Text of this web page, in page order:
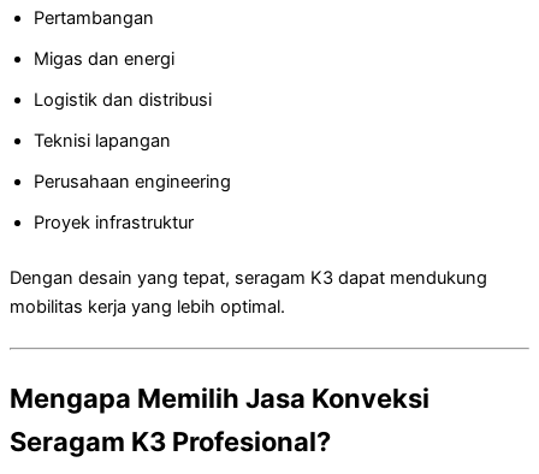
Pertambangan
Migas dan energi
Logistik dan distribusi
Teknisi lapangan
Perusahaan engineering
Proyek infrastruktur
Dengan desain yang tepat, seragam K3 dapat mendukung
mobilitas kerja yang lebih optimal.
Mengapa Memilih Jasa Konveksi
Seragam K3 Profesional?